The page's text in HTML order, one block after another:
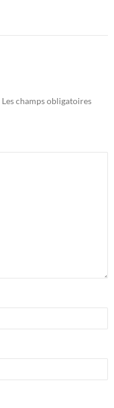
Les champs obligatoires